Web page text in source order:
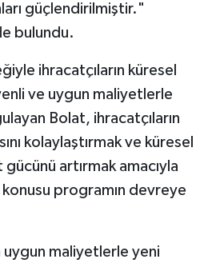
güçlendirilmiştir."
bulundu.
ihracatçıların küresel
ve uygun maliyetlerle
Bolat, ihracatçıların
kolaylaştırmak ve küresel
artırmak amacıyla
konusu programın devreye
maliyetlerle yeni